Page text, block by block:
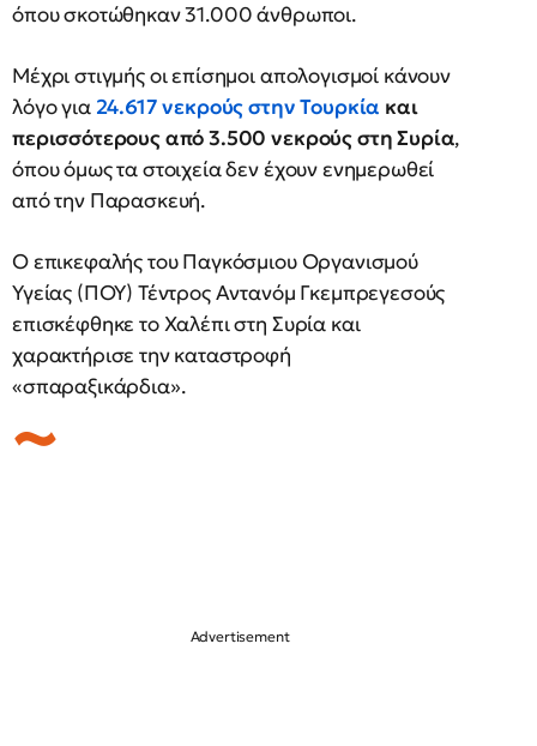
όπου σκοτώθηκαν 31.000 άνθρωποι.
Μέχρι στιγμής οι επίσημοι απολογισμοί κάνουν
λόγο για 24.617 νεκρούς στην Τουρκία και
περισσότερους από 3.500 νεκρούς στη Συρία,
όπου όμως τα στοιχεία δεν έχουν ενημερωθεί
από την Παρασκευή.
Ο επικεφαλής του Παγκόσμιου Οργανισμού
Υγείας (ΠΟΥ) Τέντρος Αντανόμ Γκεμπρεγεσούς
επισκέφθηκε το Χαλέπι στη Συρία και
χαρακτήρισε την καταστροφή
«σπαραξικάρδια».